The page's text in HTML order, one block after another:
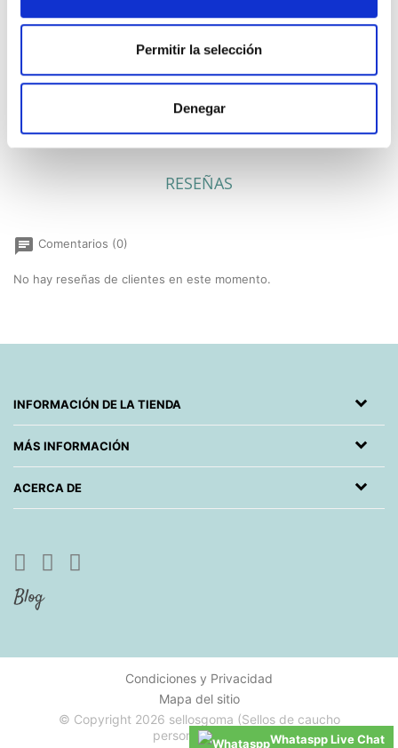
Permitir la selección
Denegar
Precioso sello de caucho, ideal para
comuniones y totalmente personalizable.
RESEÑAS
chat Comentarios (0)
No hay reseñas de clientes en este momento.
INFORMACIÓN DE LA TIENDA
MÁS INFORMACIÓN
ACERCA DE
Whataspp Live Chat
Condiciones y Privacidad
Mapa del sitio
© Copyright 2026 sellosgoma (Sellos de caucho
personalizados)